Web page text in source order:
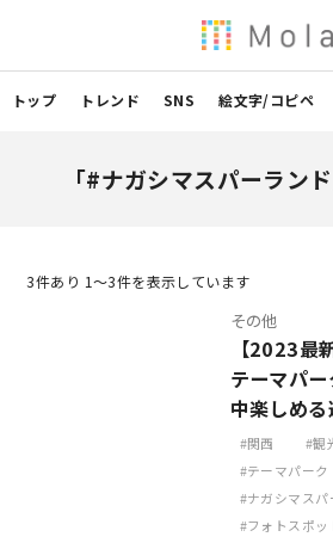
トップ トレンド SNS 絵文字/コピペ
「#ナガシマスパーラン
3件あり 1〜3件を表示しています
その他
【2023最
テーマパ
中楽しめ
関西 観
テーマパーク
ナガシマスパ
フォトスポッ